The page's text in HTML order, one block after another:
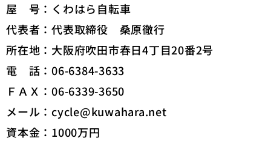
屋 号：くわはら自転車
代表者：代表取締役 桑原徹行
所在地：大阪府吹田市春日4丁目20番2号
電 話：06-6384-3633
ＦＡＸ：06-6339-3650
メール：cycle@kuwahara.net
資本金：1000万円